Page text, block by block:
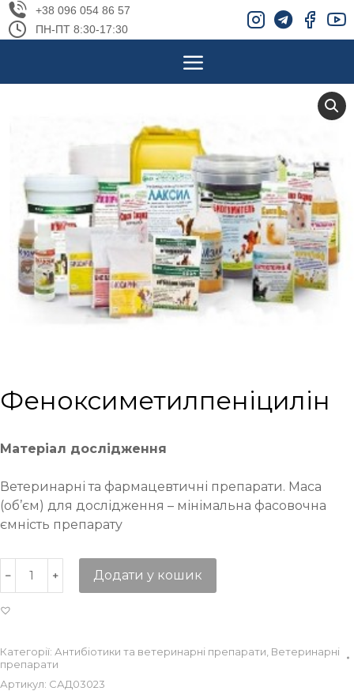
+38 096 054 86 57
ПН-ПТ 8:30-17:30
Феноксиметилпеніцилін
Матеріал дослідження
Ветеринарні та фармацевтичні препарати. Маса
(об’єм) для дослідження – мінімальна фасовочна
ємність препарату
Додати у кошик
Категорії: Антибіотики та ветеринарні препарати Ветеринарні
препарати
Артикул: САД03023